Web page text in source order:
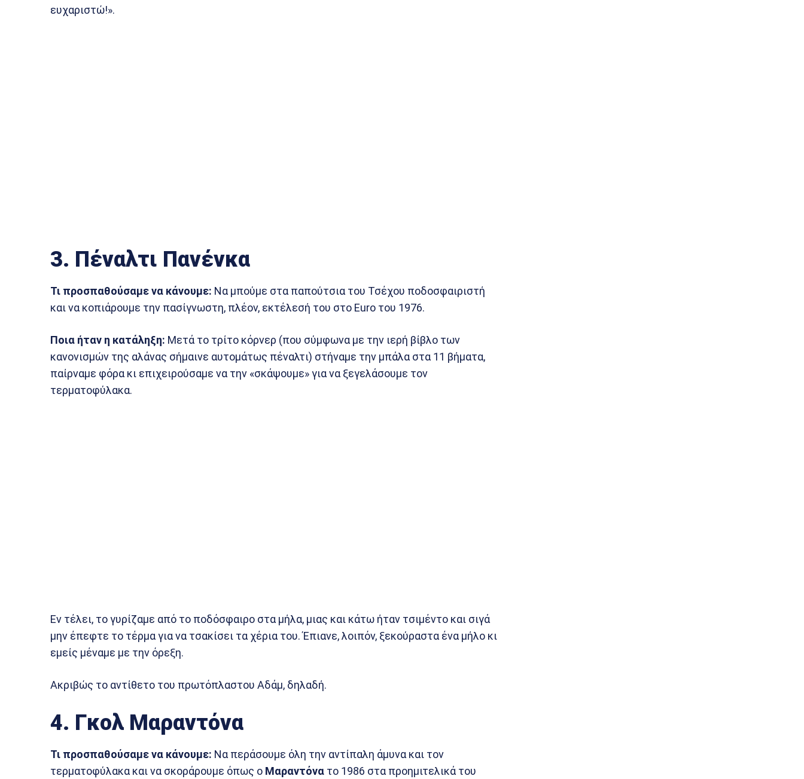
ευχαριστώ!».
3. Πέναλτι Πανένκα
Τι προσπαθούσαμε να κάνουμε: Να μπούμε στα παπούτσια του Τσέχου ποδοσφαιριστή
και να κοπιάρουμε την πασίγνωστη, πλέον, εκτέλεσή του στο Euro του 1976.
Ποια ήταν η κατάληξη: Μετά το τρίτο κόρνερ (που σύμφωνα με την ιερή βίβλο των
κανονισμών της αλάνας σήμαινε αυτομάτως πέναλτι) στήναμε την μπάλα στα 11 βήματα,
παίρναμε φόρα κι επιχειρούσαμε να την «σκάψουμε» για να ξεγελάσουμε τον
τερματοφύλακα.
Εν τέλει, το γυρίζαμε από το ποδόσφαιρο στα μήλα, μιας και κάτω ήταν τσιμέντο και σιγά
μην έπεφτε το τέρμα για να τσακίσει τα χέρια του. Έπιανε, λοιπόν, ξεκούραστα ένα μήλο κι
εμείς μέναμε με την όρεξη.
Ακριβώς το αντίθετο του πρωτόπλαστου Αδάμ, δηλαδή.
4. Γκολ Μαραντόνα
Τι προσπαθούσαμε να κάνουμε: Να περάσουμε όλη την αντίπαλη άμυνα και τον
τερματοφύλακα και να σκοράρουμε όπως ο Μαραντόνα το 1986 στα προημιτελικά του